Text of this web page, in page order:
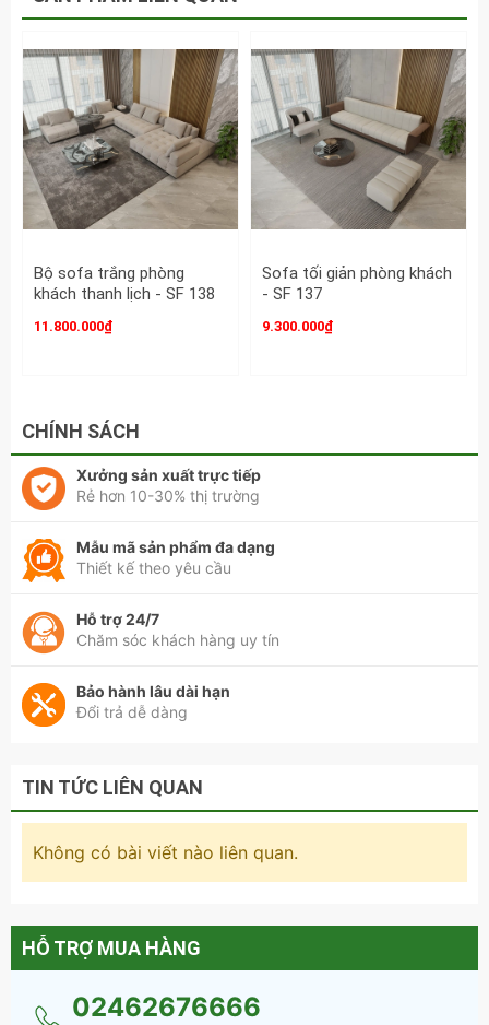
khách - SF 114 hiện đại
Sofa da góc cao cấp phòng khách - SF 114
Sofa da góc cao cấp phòng khách - SF 114
Bộ sofa trắng phòng
khách thanh lịch - SF 138
11.800.000₫
Sofa tối giản phòng khách
- SF 137
9.300.000₫
CHÍNH SÁCH
Xưởng sản xuất trực tiếp
Rẻ hơn 10-30% thị trường
Mẫu mã sản phẩm đa dạng
Thiết kế theo yêu cầu
Hỗ trợ 24/7
Chăm sóc khách hàng uy tín
Bảo hành lâu dài hạn
Đổi trả dễ dàng
TIN TỨC LIÊN QUAN
Không có bài viết nào liên quan.
HỖ TRỢ MUA HÀNG
02462676666